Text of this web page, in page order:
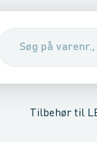
Tilbehør til
tilbehør til